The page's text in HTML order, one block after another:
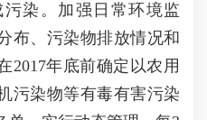
染。加强日常环境监
布、污染物排放情况和
2017年底前确定以农用
污染物等有毒有害污染